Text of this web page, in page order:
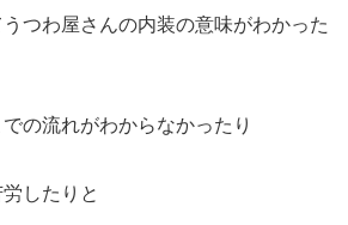
つわ屋さんの内装の意味がわかった
の流れがわからなかったり
したりと